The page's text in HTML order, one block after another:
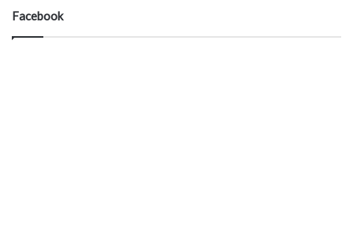
Facebook